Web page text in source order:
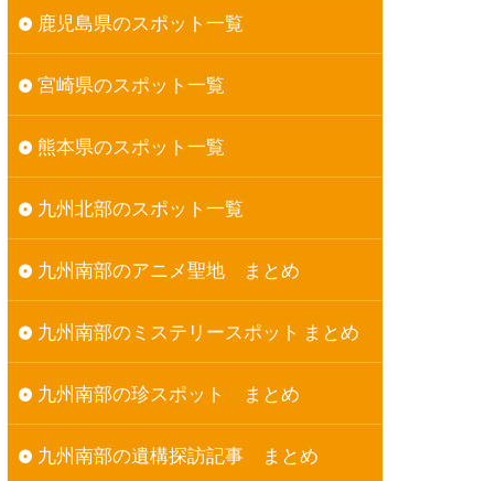
鹿児島県のスポット一覧
宮崎県のスポット一覧
熊本県のスポット一覧
九州北部のスポット一覧
九州南部のアニメ聖地 まとめ
九州南部のミステリースポット まとめ
九州南部の珍スポット まとめ
九州南部の遺構探訪記事 まとめ